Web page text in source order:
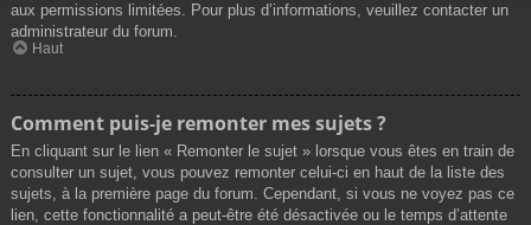
aux permissions limitées. Pour plus d’informations, veuillez contacter un
administrateur du forum.
Haut
Comment puis-je remonter mes sujets ?
En cliquant sur le lien « Remonter le sujet » lorsque vous êtes en train de
consulter un sujet, vous pouvez remonter celui-ci en haut de la liste des
sujets, à la première page du forum. Cependant, si vous ne voyez pas ce
lien, cette fonctionnalité a peut-être été désactivée ou le temps d’attente